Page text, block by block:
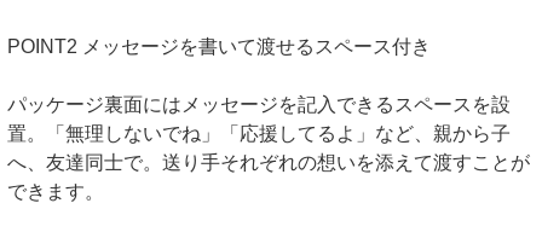
POINT2 メッセージを書いて渡せるスペース付き
パッケージ裏面にはメッセージを記入できるスペースを設
置。「無理しないでね」「応援してるよ」など、親から子
へ、友達同士で。送り手それぞれの想いを添えて渡すことが
できます。